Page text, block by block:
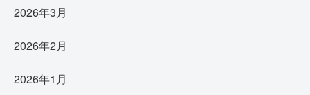
2026年3月
2026年2月
2026年1月